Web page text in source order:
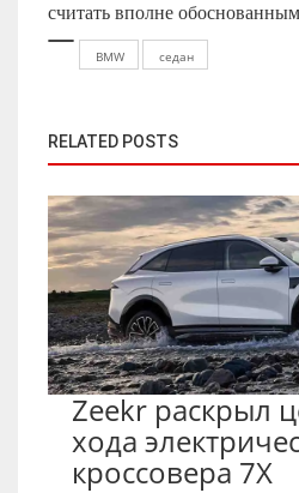
считать вполне
BMW седан
RELATED POSTS
Zeekr раскрыл
хода
кроссовера 7X